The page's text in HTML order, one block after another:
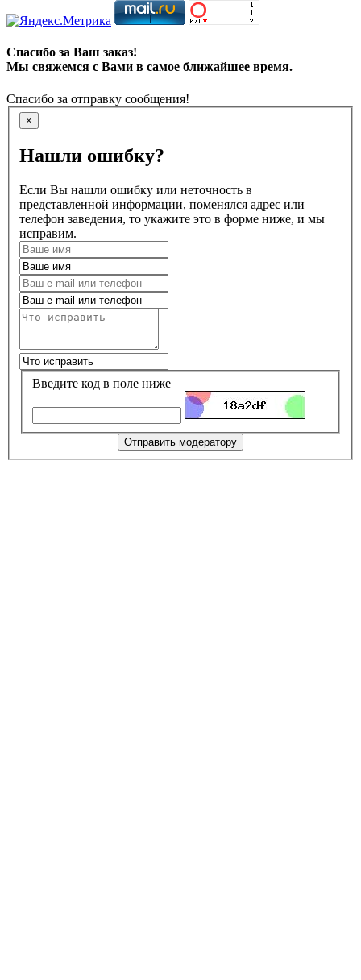
Спасибо за Ваш заказ!
Мы свяжемся с Вами в самое ближайшее время.
Спасибо за отправку сообщения!
×
Нашли ошибку?
Если Вы нашли ошибку или неточность в
представленной информации, поменялся адрес или
телефон заведения, то укажите это в форме ниже, и мы
исправим.
Введите код в поле ниже
Отправить модератору